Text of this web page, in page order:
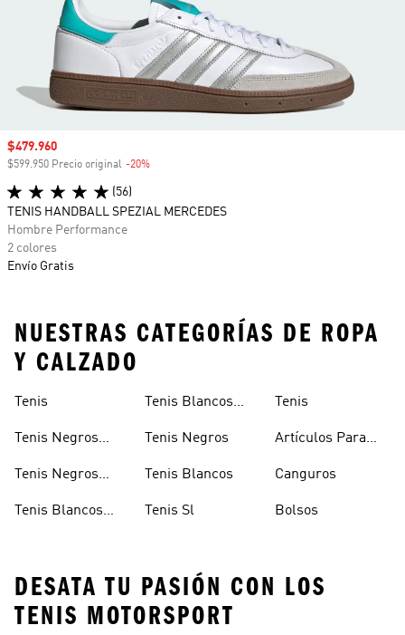
Precio de venta
$479.960
$599.950 Precio original -20%
(56)
TENIS HANDBALL SPEZIAL MERCEDES
Hombre Performance
2 colores
Envío Gratis
NUESTRAS CATEGORÍAS DE ROPA
Y CALZADO
Tenis
Tenis Negros
Tenis Negros
Tenis Blancos
Tenis Blancos
Tenis Negros
Tenis Blancos
Tenis Sl
Tenis
Artículos Para
Canguros
Bolsos
DESATA TU PASIÓN CON LOS
TENIS MOTORSPORT